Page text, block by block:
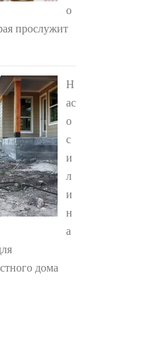
о
прослужит
Н
ас
о
с
и
л
и
н
а
дома